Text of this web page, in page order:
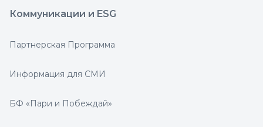
Коммуникации и ESG
Партнерская Программа
Информация для СМИ
БФ «Пари и Побеждай»